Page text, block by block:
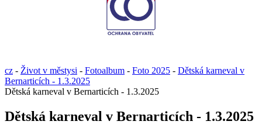
cz - Život v městysi - Fotoalbum - Foto 2025 - Dětská karneval v
Bernarticích - 1.3.2025
Dětská karneval v Bernarticích - 1.3.2025
Dětská karneval v Bernarticích - 1.3.2025